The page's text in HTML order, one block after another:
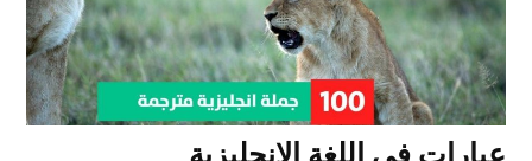
عبارات في اللغة الانجليزية